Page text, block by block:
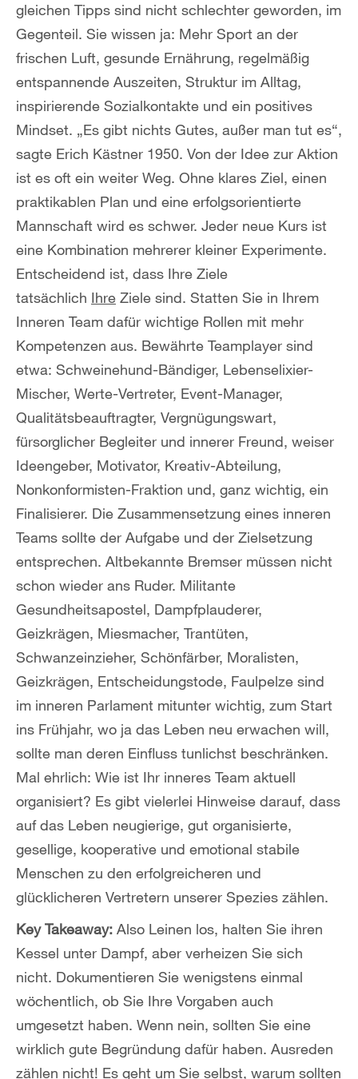
gleichen Tipps sind nicht schlechter geworden, im
Gegenteil. Sie wissen ja: Mehr Sport an der
frischen Luft, gesunde Ernährung, regelmäßig
entspannende Auszeiten, Struktur im Alltag,
inspirierende Sozialkontakte und ein positives
Mindset. „Es gibt nichts Gutes, außer man tut es“,
sagte Erich Kästner 1950. Von der Idee zur Aktion
ist es oft ein weiter Weg. Ohne klares Ziel, einen
praktikablen Plan und eine erfolgsorientierte
Mannschaft wird es schwer. Jeder neue Kurs ist
eine Kombination mehrerer kleiner Experimente.
Entscheidend ist, dass Ihre Ziele
tatsächlich Ihre Ziele sind. Statten Sie in Ihrem
Inneren Team dafür wichtige Rollen mit mehr
Kompetenzen aus. Bewährte Teamplayer sind
etwa: Schweinehund-Bändiger, Lebenselixier-
Mischer, Werte-Vertreter, Event-Manager,
Qualitätsbeauftragter, Vergnügungswart,
fürsorglicher Begleiter und innerer Freund, weiser
Ideengeber, Motivator, Kreativ-Abteilung,
Nonkonformisten-Fraktion und, ganz wichtig, ein
Finalisierer. Die Zusammensetzung eines inneren
Teams sollte der Aufgabe und der Zielsetzung
entsprechen. Altbekannte Bremser müssen nicht
schon wieder ans Ruder. Militante
Gesundheitsapostel, Dampfplauderer,
Geizkrägen, Miesmacher, Trantüten,
Schwanzeinzieher, Schönfärber, Moralisten,
Geizkrägen, Entscheidungstode, Faulpelze sind
im inneren Parlament mitunter wichtig, zum Start
ins Frühjahr, wo ja das Leben neu erwachen will,
sollte man deren Einfluss tunlichst beschränken.
Mal ehrlich: Wie ist Ihr inneres Team aktuell
organisiert? Es gibt vielerlei Hinweise darauf, dass
auf das Leben neugierige, gut organisierte,
gesellige, kooperative und emotional stabile
Menschen zu den erfolgreicheren und
glücklicheren Vertretern unserer Spezies zählen.
Key Takeaway: Also Leinen los, halten Sie ihren
Kessel unter Dampf, aber verheizen Sie sich
nicht. Dokumentieren Sie wenigstens einmal
wöchentlich, ob Sie Ihre Vorgaben auch
umgesetzt haben. Wenn nein, sollten Sie eine
wirklich gute Begründung dafür haben. Ausreden
zählen nicht! Es geht um Sie selbst, warum sollten